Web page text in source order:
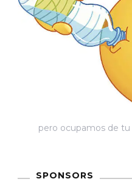
pero ocupamos de tu
SPONSORS